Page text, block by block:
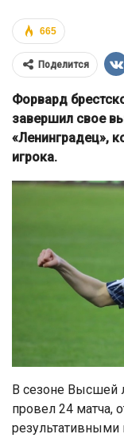
665
Поделится
Форвард
завершил свое
«Ленинградец»,
игрока.
В сезоне Высшей
провел 24 матча,
результативными